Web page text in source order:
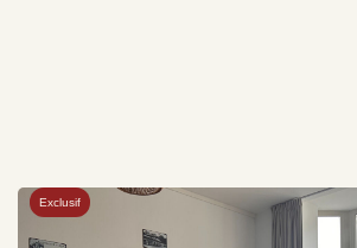
Exclusif